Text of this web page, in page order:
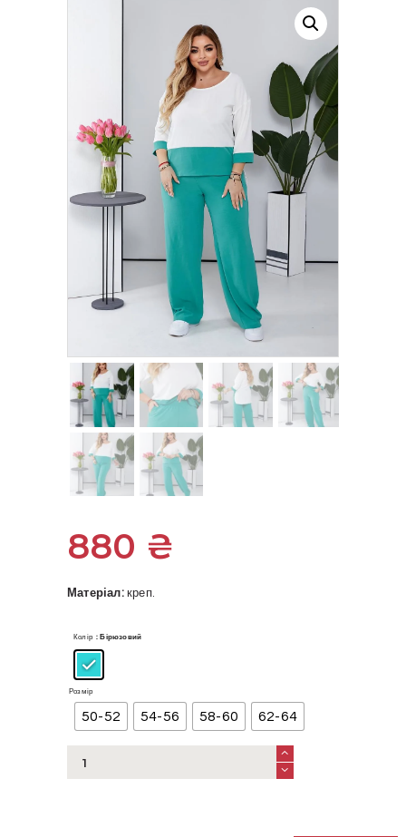
880 ₴
Матеріал:креп.
Колір : Бірюзовий
Розмір
50-52 54-56 58-60 62-64
брючний